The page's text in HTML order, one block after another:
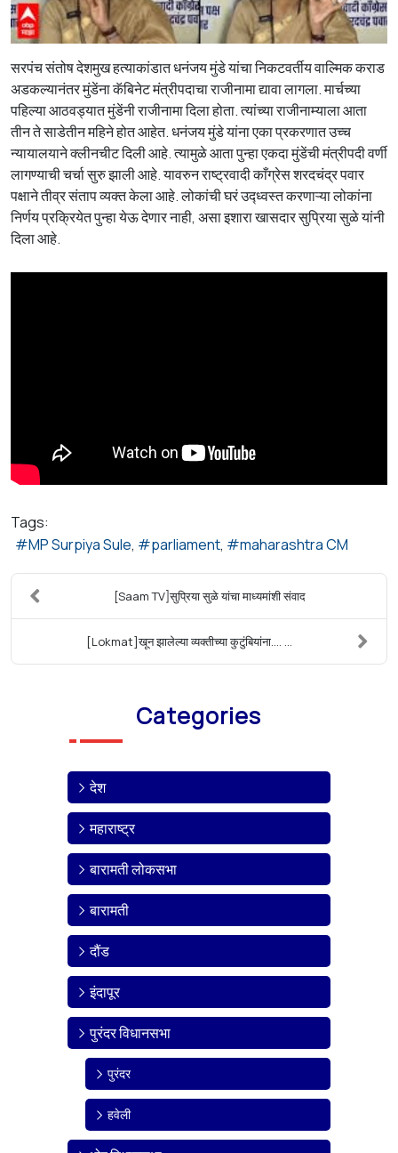
सरपंच संतोष देशमुख हत्याकांडात धनंजय मुंडे यांचा निकटवर्तीय वाल्मिक कराड
अडकल्यानंतर मुंडेंना कॅबिनेट मंत्रीपदाचा राजीनामा द्यावा लागला. मार्चच्या
पहिल्या आठवड्यात मुंडेंनी राजीनामा दिला होता. त्यांच्या राजीनाम्याला आता
तीन ते साडेतीन महिने होत आहेत. धनंजय मुंडे यांना एका प्रकरणात उच्च
न्यायालयाने क्लीनचीट दिली आहे. त्यामुळे आता पुन्हा एकदा मुंडेंची मंत्रीपदी वर्णी
लागण्याची चर्चा सुरु झाली आहे. यावरुन राष्ट्रवादी काँग्रेस शरदचंद्र पवार
पक्षाने तीव्र संताप व्यक्त केला आहे. लोकांची घरं उद्ध्वस्त करणाऱ्या लोकांना
निर्णय प्रक्रियेत पुन्हा येऊ देणार नाही, असा इशारा खासदार सुप्रिया सुळे यांनी
दिला आहे.
Tags:
MP Surpiya Sule
parliament maharashtra CM
[Saam TV]सुप्रिया सुळे यांचा माध्यमांशी संवाद
[Lokmat]खून झालेल्या व्यक्तीच्या कुटुंबियांना.... ...
Categories
देश
महाराष्ट्र
बारामती लोकसभा
बारामती
दौंड
इंदापूर
पुरंदर विधानसभा
पुरंदर
हवेली